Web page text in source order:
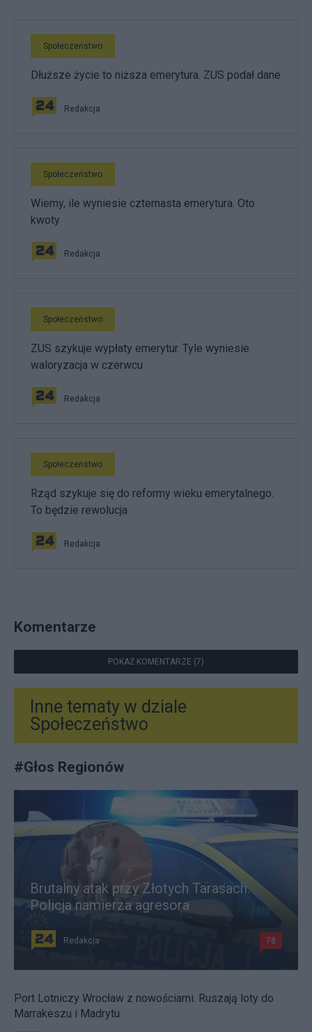
Społeczeństwo
Dłuższe życie to niższa emerytura. ZUS podał dane
Redakcja
Społeczeństwo
Wiemy, ile wyniesie czternasta emerytura. Oto
kwoty
Redakcja
Społeczeństwo
ZUS szykuje wypłaty emerytur. Tyle wyniesie
waloryzacja w czerwcu
Redakcja
Społeczeństwo
Rząd szykuje się do reformy wieku emerytalnego.
To będzie rewolucja
Redakcja
Komentarze
POKAŻ KOMENTARZE (7)
Inne tematy w dziale
Społeczeństwo
#Głos Regionów
Brutalny atak przy Złotych Tarasach.
Policja namierza agresora
Redakcja 78
Port Lotniczy Wrocław z nowościami. Ruszają loty do
Marrakeszu i Madrytu